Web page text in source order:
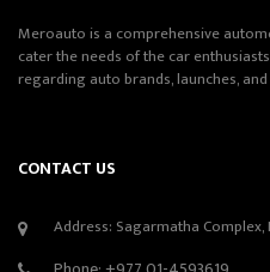
Meroauto is a comprehensive
cater the needs of the car
regarding auto brands, launches,
CONTACT US
Address: Sagarmatha Complex,